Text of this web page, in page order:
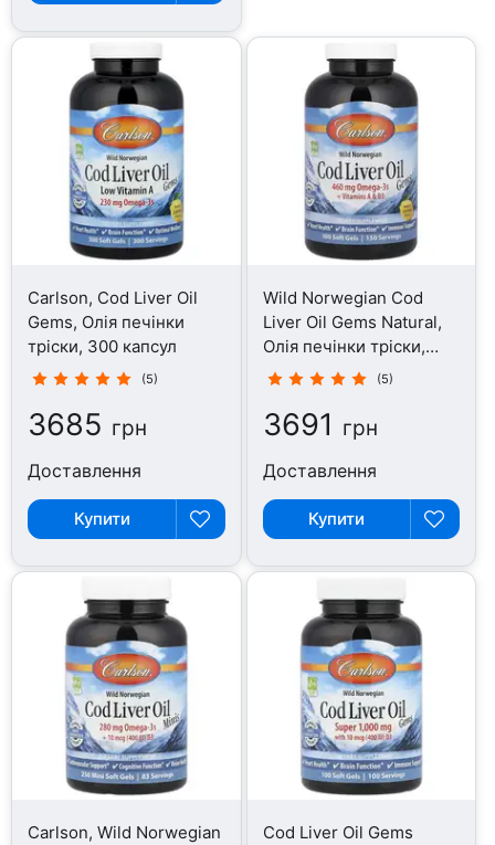
Carlson, Cod Liver Oil
Gems, Олія печінки
тріски, 300 капсул
(5)
3685 грн
Доставлення
Купити
Wild Norwegian Cod
Liver Oil Gems Natural,
Олія печінки тріски,
300 капсул
(5)
3691 грн
Доставлення
Купити
Carlson, Wild Norwegian
Cod Liver Oil Gems